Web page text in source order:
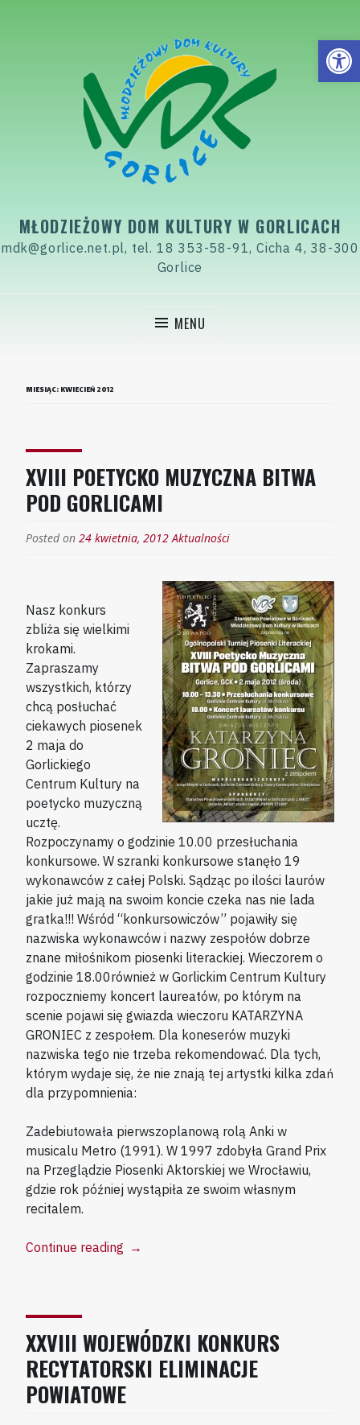
MŁODZIEŻOWY DOM KULTURY W GORLICACH
mdk@gorlice.net.pl, tel. 18 353-58-91, Cicha 4, 38-300
Gorlice
MENU
MIESIĄC:KWIECIEŃ 2012
XVIII POETYCKO MUZYCZNA BITWA
POD GORLICAMI
Posted on 24 kwietnia, 2012 Aktualności
Nasz konkurs
zbliża się wielkimi
krokami.
Zapraszamy
wszystkich, którzy
chcą posłuchać
ciekawych piosenek
2 maja do
Gorlickiego
Centrum Kultury na
poetycko muzyczną
ucztę.
Rozpoczynamy o godzinie 10.00 przesłuchania
konkursowe. W szranki konkursowe stanęło 19
wykonawców z całej Polski. Sądząc po ilości laurów
jakie już mają na swoim koncie czeka nas nie lada
gratka!!! Wśród “konkursowiczów” pojawiły się
nazwiska wykonawców i nazwy zespołów dobrze
znane miłośnikom piosenki literackiej. Wieczorem o
godzinie 18.00również w Gorlickim Centrum Kultury
rozpoczniemy koncert laureatów, po którym na
scenie pojawi się gwiazda wieczoru KATARZYNA
GRONIEC z zespołem. Dla koneserów muzyki
nazwiska tego nie trzeba rekomendować. Dla tych,
którym wydaje się, że nie znają tej artystki kilka zdań
dla przypomnienia:
Zadebiutowała pierwszoplanową rolą Anki w
musicalu Metro (1991). W 1997 zdobyła Grand Prix
na Przeglądzie Piosenki Aktorskiej we Wrocławiu,
gdzie rok później wystąpiła ze swoim własnym
recitalem.
Continue reading “XVIII
GORLICAMI”
→
XXVIII WOJEWÓDZKI KONKURS
RECYTATORSKI ELIMINACJE
POWIATOWE